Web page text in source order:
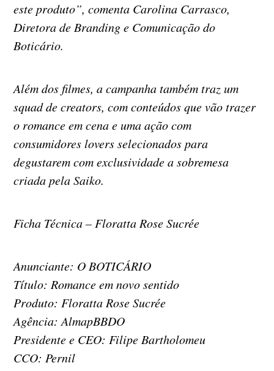
este produto”, comenta Carolina Carrasco,
Diretora de Branding e Comunicação do
Boticário.
Além dos filmes, a campanha também traz um
squad de creators, com conteúdos que vão trazer
o romance em cena e uma ação com
consumidores lovers selecionados para
degustarem com exclusividade a sobremesa
criada pela Saiko.
Ficha Técnica – Floratta Rose Sucrée
Anunciante: O BOTICÁRIO
Título: Romance em novo sentido
Produto: Floratta Rose Sucrée
Agência: AlmapBBDO
Presidente e CEO: Filipe Bartholomeu
CCO: Pernil